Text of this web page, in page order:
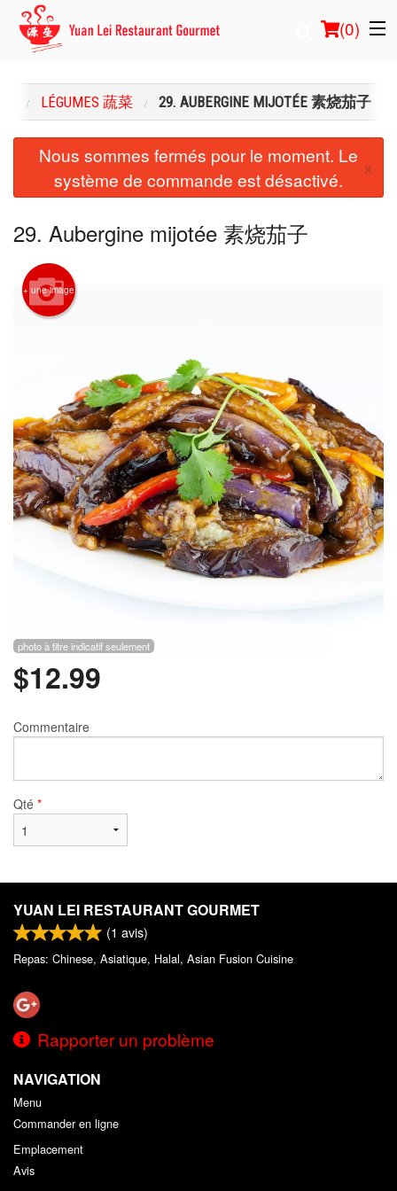
(0)
Commander en ligne
Emplacement
Connection
Inscription
Rechercher
LÉGUMES 蔬菜 29. AUBERGINE MIJOTÉE 素烧茄子
Nous sommes fermés pour le moment. Le
système de commande est désactivé.
×
29. Aubergine mijotée 素烧茄子
+ une image
photo à titre indicatif seulement
$12.99
Commentaire
Qté *
YUAN LEI RESTAURANT GOURMET
(1 avis)
Repas: Chinese, Asiatique, Halal, Asian Fusion Cuisine
Rapporter un problème
NAVIGATION
Menu
Commander en ligne
Emplacement
Avis